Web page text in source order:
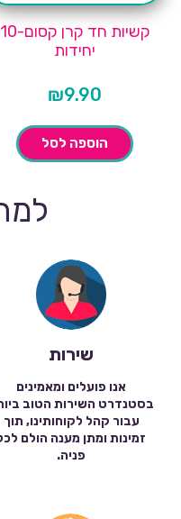
קשיות חד קרן קסום-10
יחידות
₪9.90
הוספה לסל
שירות
אנו פועלים ומאמינים
בסטנדרט השירות הטוב
עבור קהל לקוחותינו, תוך
זמינות ומתן מענה הולם
פניה.